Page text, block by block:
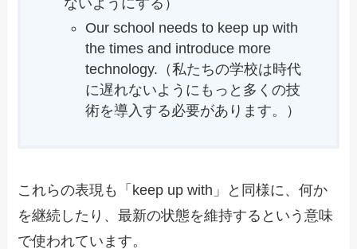
ないようにする）
Our school needs to keep up with
the times and introduce more
technology.（私たちの学校は時代
に遅れないようにもっと多くの技
術を導入する必要があります。）
これらの表現も「keep up with」と同様に、何か
を継続したり、最新の状態を維持するという意味
で使われています。